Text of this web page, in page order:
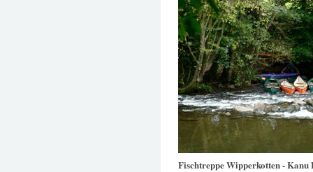
Fischtreppe Wipperkotten -